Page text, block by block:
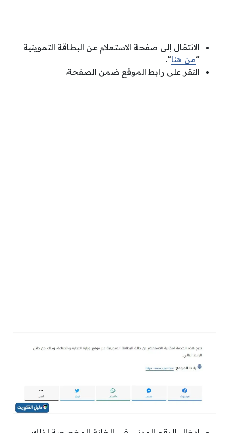
الانتقال إلى صفحة الاستعلام عن البطاقة التموينية
“من هنا“.
النقر على رابط الموقع ضمن الصفحة.